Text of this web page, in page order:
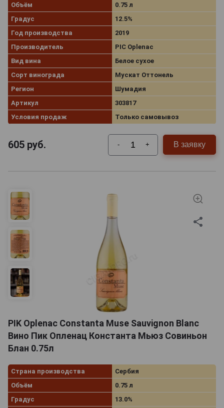
Объём
0.75 л
Градус
12.5%
Год производства
2019
Производитель
PIC Oplenac
Вид вина
Белое сухое
Сорт винограда
Мускат Оттонель
Регион
Шумадия
Артикул
303817
Условия продаж
Только самовывоз
605 руб. - + В заявку
PIK Oplenac Constanta Muse Sauvignon Blanc
Вино Пик Опленац Константа Мьюз Совиньон
Блан 0.75л
Страна производства
Сербия
Объём
0.75 л
Градус
13.0%